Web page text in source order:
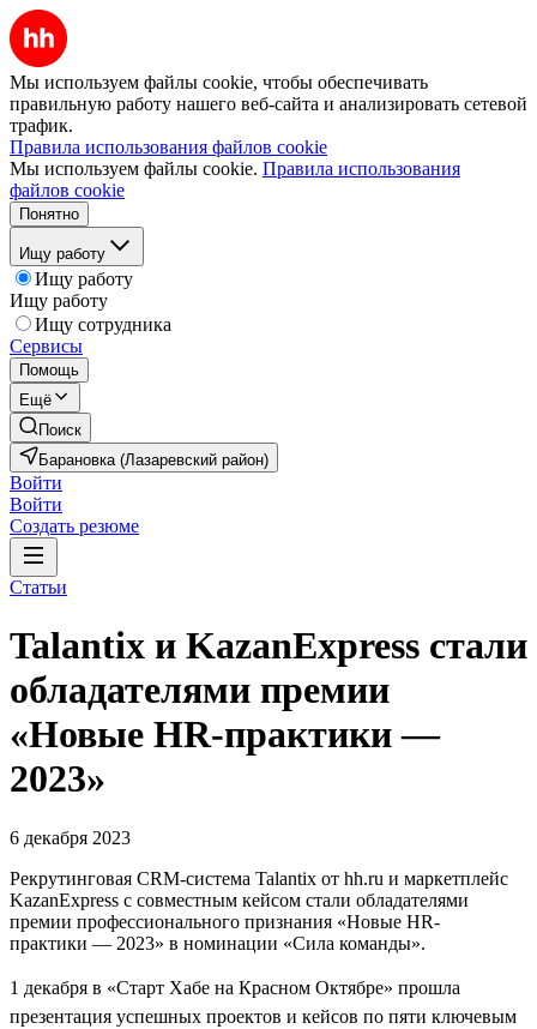
Мы используем файлы cookie, чтобы обеспечивать
правильную работу нашего веб-сайта и анализировать сетевой
трафик.
Правила использования файлов cookie
Мы используем файлы cookie. Правила использования
файлов cookie
Понятно
Ищу работу
Ищу работу
Ищу работу
Ищу сотрудника
Сервисы
Помощь
Ещё
Поиск
Барановка (Лазаревский район)
Войти
Войти
Создать резюме
Статьи
Talantix и KazanExpress стали
обладателями премии
«Новые HR-практики —
2023»
6 декабря 2023
Рекрутинговая CRM-система Talantix от hh.ru и маркетплейс
KazanExpress с совместным кейсом стали обладателями
премии профессионального признания «Новые HR-
практики — 2023» в номинации «Сила команды».
1 декабря в «Старт Хабе на Красном Октябре» прошла
презентация успешных проектов и кейсов по пяти ключевым